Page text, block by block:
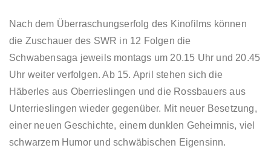
Nach dem Überraschungserfolg des Kinofilms können
die Zuschauer des SWR in 12 Folgen die
Schwabensaga jeweils montags um 20.15 Uhr und 20.45
Uhr weiter verfolgen. Ab 15. April stehen sich die
Häberles aus Oberrieslingen und die Rossbauers aus
Unterrieslingen wieder gegenüber. Mit neuer Besetzung,
einer neuen Geschichte, einem dunklen Geheimnis, viel
schwarzem Humor und schwäbischen Eigensinn.